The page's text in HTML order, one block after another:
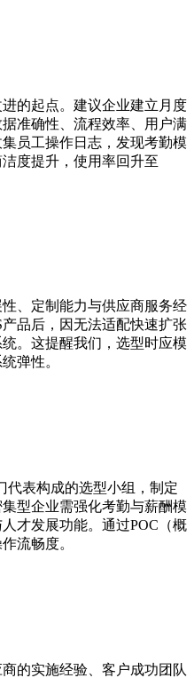
的起点。建议企业建立月度
准确性、流程效率、用户满
员工操作日志，发现考勤模
度提升，使用率回升至
、定制能力与供应商服务经
品后，因无法适配快速扩张
。这提醒我们，选型时应模
弹性。
代表构成的选型小组，制定
型企业需强化考勤与薪酬模
才发展功能。通过POC（概
流畅度。
的实施经验、客户成功团队